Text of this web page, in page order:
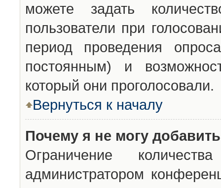
можете задать
пользователи при
период проведения
постоянным) и
который они проголосовали.
Вернуться к началу
Почему я не могу
Ограничение
администратором